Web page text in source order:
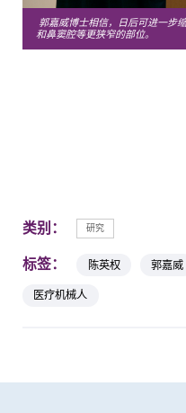
郭嘉威博士相信，日后可进一步
和鼻窦腔等更狭窄的部位。
类别： 研究
标签： 陈英权 郭嘉威
医疗机械人